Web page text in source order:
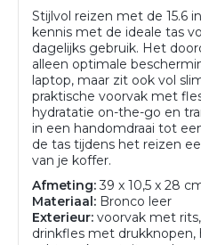
Stijlvol reizen met de 15.6
kennis met de ideale tas
dagelijks gebruik. Het
alleen optimale
laptop, maar zit ook vol
praktische voorvak met
hydratatie on-the-go en
in een handomdraai tot
de tas tijdens het reizen
van je koffer.
Afmeting:39 x 10,5 x 28
Materiaal: Bronco leer
Exterieur: voorvak met
drinkfles met